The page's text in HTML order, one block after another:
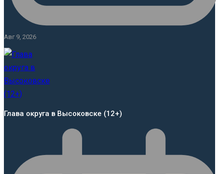
Авг 9, 2026
Глава округа в Высоковске (12+)